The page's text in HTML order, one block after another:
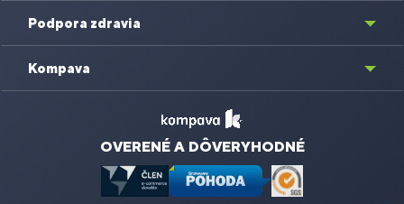
Podpora zdravia
Kompava
OVERENÉ A DÔVERYHODNÉ